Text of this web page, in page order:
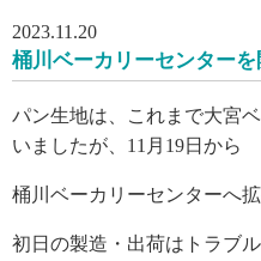
2023.11.20
桶川ベーカリーセンター
パン生地は、これまで大宮
いましたが、11月19日から
桶川ベーカリーセンターへ
初日の製造・出荷はトラブ